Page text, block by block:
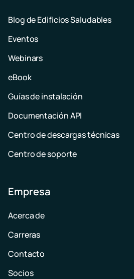
Blog de Edificios Saludables
Eventos
Webinars
eBook
Guías de instalación
Documentación API
Centro de descargas técnicas
Centro de soporte
Empresa
Acerca de
Carreras
Contacto
Socios